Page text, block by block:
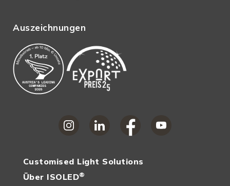
Auszeichnungen
Customised Light Solutions
Über ISOLED®